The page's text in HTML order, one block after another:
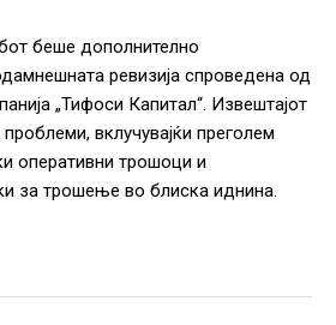
беше дополнително
ревизија спроведена од
„Тифоси Капитал“. Извештајот
вклучувајќи преголем
оперативни трошоци и
за трошење во блиска иднина.